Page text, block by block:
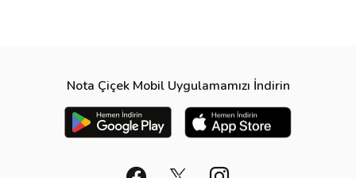
Nota Çiçek Mobil Uygulamamızı İndirin